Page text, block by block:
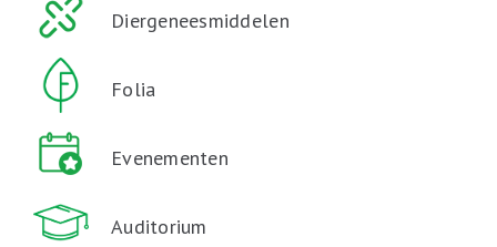
Diergeneesmiddelen
Folia
Evenementen
Auditorium